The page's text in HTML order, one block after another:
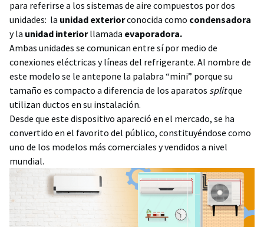
para referirse a los sistemas de aire compuestos por dos
unidades: la unidad exteriorconocida como condensadora
y la unidad interiorllamada evaporadora.
Ambas unidades se comunican entre sí por medio de
conexiones eléctricas y líneas del refrigerante. Al nombre de
este modelo se le antepone la palabra “mini” porque su
tamaño es compacto a diferencia de los aparatos splitque
utilizan ductos en su instalación.
Desde que este dispositivo apareció en el mercado, se ha
convertido en el favorito del público, constituyéndose como
uno de los modelos más comerciales y vendidos a nivel
mundial.